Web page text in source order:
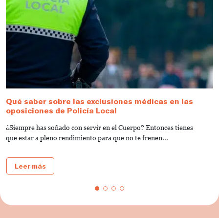
Qué saber sobre las exclusiones médicas en las
oposiciones de Policía Local
¿Siempre has soñado con servir en el Cuerpo? Entonces tienes
que estar a pleno rendimiento para que no te frenen...
Leer más